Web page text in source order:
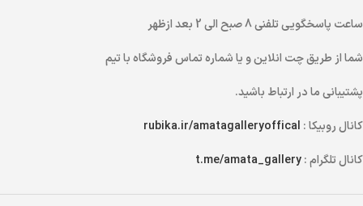
ساعت پاسخگویی تلفنی
شما از طریقچت انلاینو یاشماره تماسفروشگاه با تیم
پشتیبانی ما در ارتباط باشید.
کانال روبیکا : rubika.ir/amatagalleryoffical
کانال تلگرام :t.me/amata_gallery